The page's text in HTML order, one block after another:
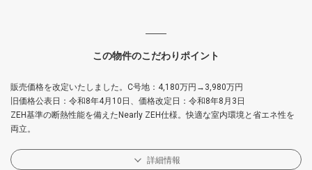
この物件のこだわりポイント
販売価格を改定いたしました。C号地：4,180万円→3,980万円
旧価格公表日：令和8年4月10日、価格改定日：令和8年8月3日
ZEH基準の断熱性能を備えたNearly ZEH仕様。快適な室内環境と省エネ性を
両立。
詳細情報